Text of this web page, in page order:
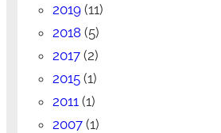
2019(11)
2018(5)
2017(2)
2015(1)
2011 (1)
2007(1)